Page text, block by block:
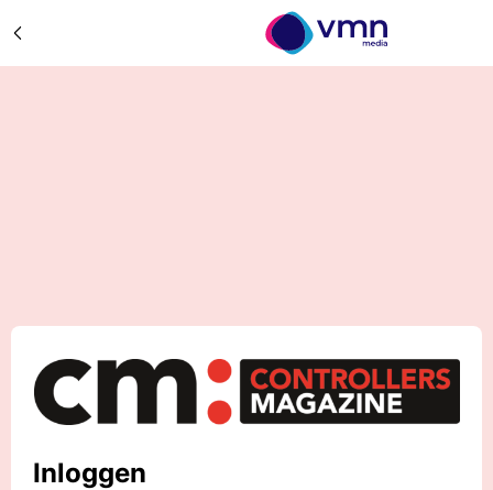
Inloggen